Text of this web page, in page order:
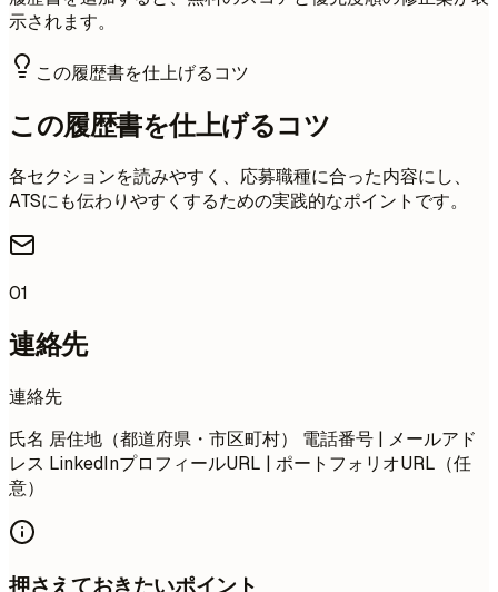
示されます。
この履歴書を仕上げるコツ
この履歴書を仕上げるコツ
各セクションを読みやすく、応募職種に合った内容にし、
ATSにも伝わりやすくするための実践的なポイントです。
01
連絡先
連絡先
氏名 居住地（都道府県・市区町村） 電話番号 | メールアド
レス LinkedInプロフィールURL | ポートフォリオURL（任
意）
押さえておきたいポイント